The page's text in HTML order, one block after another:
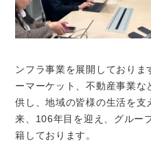
ンフラ事業を展開しており
ーマーケット、不動産事業な
供し、地域の皆様の生活を支
来、106年目を迎え、グルー
籍しております。